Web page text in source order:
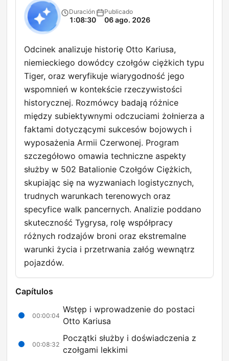
Duración
1:08:30
Publicado
06 ago. 2026
Odcinek analizuje historię Otto Kariusa,
niemieckiego dowódcy czołgów ciężkich typu
Tiger, oraz weryfikuje wiarygodność jego
wspomnień w kontekście rzeczywistości
historycznej. Rozmówcy badają różnice
między subiektywnymi odczuciami żołnierza a
faktami dotyczącymi sukcesów bojowych i
wyposażenia Armii Czerwonej. Program
szczegółowo omawia techniczne aspekty
służby w 502 Batalionie Czołgów Ciężkich,
skupiając się na wyzwaniach logistycznych,
trudnych warunkach terenowych oraz
specyfice walk pancernych. Analizie poddano
skuteczność Tygrysa, rolę współpracy
różnych rodzajów broni oraz ekstremalne
warunki życia i przetrwania załóg wewnątrz
pojazdów.
Capítulos
00:00:04
Wstęp i wprowadzenie do postaci
Otto Kariusa
00:08:32
Początki służby i doświadczenia z
czołgami lekkimi